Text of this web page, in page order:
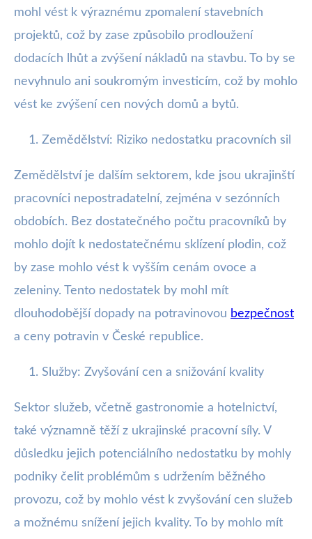
mohl vést k výraznému zpomalení stavebních
projektů, což by zase způsobilo prodloužení
dodacích lhůt a zvýšení nákladů na stavbu. To by se
nevyhnulo ani soukromým investicím, což by mohlo
vést ke zvýšení cen nových domů a bytů.
Zemědělství: Riziko nedostatku pracovních sil
Zemědělství je dalším sektorem, kde jsou ukrajinští
pracovníci nepostradatelní, zejména v sezónních
obdobích. Bez dostatečného počtu pracovníků by
mohlo dojít k nedostatečnému sklízení plodin, což
by zase mohlo vést k vyšším cenám ovoce a
zeleniny. Tento nedostatek by mohl mít
dlouhodobější dopady na potravinovou bezpečnost
a ceny potravin v České republice.
Služby: Zvyšování cen a snižování kvality
Sektor služeb, včetně gastronomie a hotelnictví,
také významně těží z ukrajinské pracovní síly. V
důsledku jejich potenciálního nedostatku by mohly
podniky čelit problémům s udržením běžného
provozu, což by mohlo vést k zvyšování cen služeb
a možnému snížení jejich kvality. To by mohlo mít